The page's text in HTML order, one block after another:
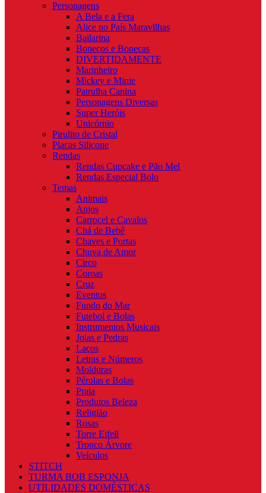
Personagens
A Bela e a Fera
Alice no País Maravilhas
Bailarina
Bonecos e Bonecas
DIVERTIDAMENTE
Marinheiro
Mickey e Minie
Patrulha Canina
Personagens Diversas
Super Heróis
Unicórnio
Pirulito de Cristal
Placas Silicone
Rendas
Rendas Cupcake e Pão Mel
Rendas Especial Bolo
Temas
Animais
Anjos
Carrocel e Cavalos
Chá de Bebê
Chaves e Portas
Chuva de Amor
Circo
Coroas
Cruz
Eventos
Fundo do Mar
Futebol e Bolas
Instrumentos Musicais
Joias e Pedras
Laços
Letras e Números
Molduras
Pérolas e Bolas
Praia
Produtos Beleza
Religião
Rosas
Torre Eifell
Tronco Árvore
Veículos
STITCH
TURMA BOB ESPONJA
UTILIDADES DOMÉSTICAS